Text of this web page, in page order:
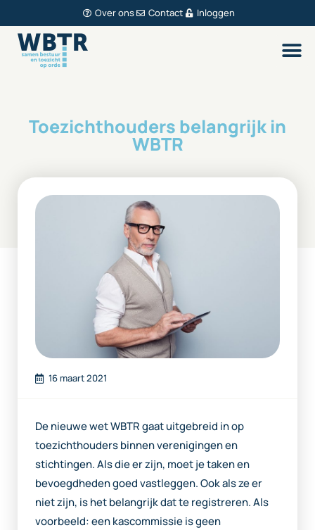
Over ons Contact Inloggen
Toezichthouders belangrijk in
WBTR
16 maart 2021
De nieuwe wet WBTR gaat uitgebreid in op
toezichthouders binnen verenigingen en
stichtingen. Als die er zijn, moet je taken en
bevoegdheden goed vastleggen. Ook als ze er
niet zijn, is het belangrijk dat te registreren. Als
voorbeeld: een kascommissie is geen